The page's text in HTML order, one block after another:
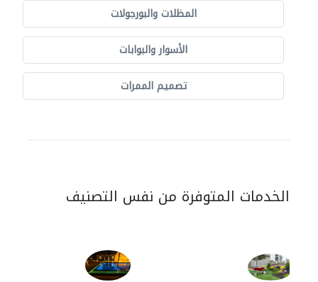
المظلات والبورجولات
الأسوار والبوابات
تصميم الممرات
الخدمات المتوفرة من نفس التصنيف